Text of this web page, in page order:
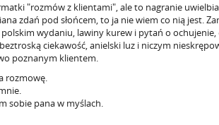
"rozmów z klientami", ale to nagranie
zdań pod słońcem, to ja nie wiem co nią jest.
wydaniu, lawiny kurew i pytań o
ciekawość, anielski luz i niczym
poznanym klientem.
rozmowę.
sobie pana w myślach.